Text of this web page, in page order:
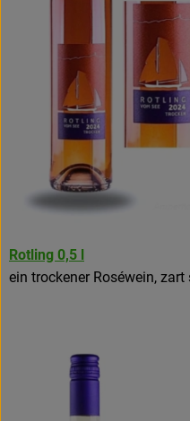
Rotling 0,5 l
ein trockener Roséwein,